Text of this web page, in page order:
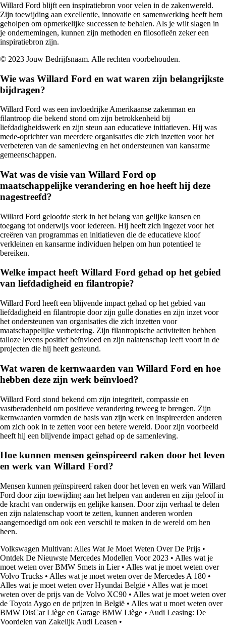
Willard Ford blijft een inspiratiebron voor velen in de zakenwereld.
Zijn toewijding aan excellentie, innovatie en samenwerking heeft hem
geholpen om opmerkelijke successen te behalen. Als je wilt slagen in
je ondernemingen, kunnen zijn methoden en filosofieën zeker een
inspiratiebron zijn.
© 2023 Jouw Bedrijfsnaam. Alle rechten voorbehouden.
Wie was Willard Ford en wat waren zijn belangrijkste
bijdragen?
Willard Ford was een invloedrijke Amerikaanse zakenman en
filantroop die bekend stond om zijn betrokkenheid bij
liefdadigheidswerk en zijn steun aan educatieve initiatieven. Hij was
mede-oprichter van meerdere organisaties die zich inzetten voor het
verbeteren van de samenleving en het ondersteunen van kansarme
gemeenschappen.
Wat was de visie van Willard Ford op
maatschappelijke verandering en hoe heeft hij deze
nagestreefd?
Willard Ford geloofde sterk in het belang van gelijke kansen en
toegang tot onderwijs voor iedereen. Hij heeft zich ingezet voor het
creëren van programmas en initiatieven die de educatieve kloof
verkleinen en kansarme individuen helpen om hun potentieel te
bereiken.
Welke impact heeft Willard Ford gehad op het gebied
van liefdadigheid en filantropie?
Willard Ford heeft een blijvende impact gehad op het gebied van
liefdadigheid en filantropie door zijn gulle donaties en zijn inzet voor
het ondersteunen van organisaties die zich inzetten voor
maatschappelijke verbetering. Zijn filantropische activiteiten hebben
talloze levens positief beïnvloed en zijn nalatenschap leeft voort in de
projecten die hij heeft gesteund.
Wat waren de kernwaarden van Willard Ford en hoe
hebben deze zijn werk beïnvloed?
Willard Ford stond bekend om zijn integriteit, compassie en
vastberadenheid om positieve verandering teweeg te brengen. Zijn
kernwaarden vormden de basis van zijn werk en inspireerden anderen
om zich ook in te zetten voor een betere wereld. Door zijn voorbeeld
heeft hij een blijvende impact gehad op de samenleving.
Hoe kunnen mensen geïnspireerd raken door het leven
en werk van Willard Ford?
Mensen kunnen geïnspireerd raken door het leven en werk van Willard
Ford door zijn toewijding aan het helpen van anderen en zijn geloof in
de kracht van onderwijs en gelijke kansen. Door zijn verhaal te delen
en zijn nalatenschap voort te zetten, kunnen anderen worden
aangemoedigd om ook een verschil te maken in de wereld om hen
heen.
Volkswagen Multivan: Alles Wat Je Moet Weten Over De Prijs •
Ontdek De Nieuwste Mercedes Modellen Voor 2023 • Alles wat je
moet weten over BMW Smets in Lier• Alles wat je moet weten over
Volvo Trucks • Alles wat je moet weten over de Mercedes A 180 •
Alles wat je moet weten over Hyundai België • Alles wat je moet
weten over de prijs van de Volvo XC90 • Alles wat je moet weten over
de Toyota Aygo en de prijzen in België • Alles wat u moet weten over
BMW DisCar Liège en Garage BMW Liège • Audi Leasing: De
Voordelen van Zakelijk Audi Leasen •